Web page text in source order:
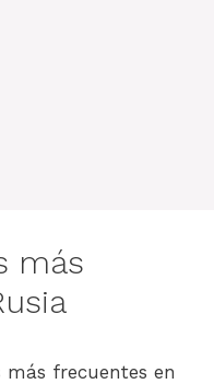
más
frecuentes en